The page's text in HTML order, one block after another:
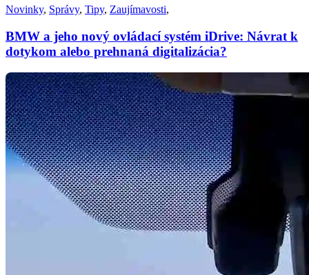
Novinky, Správy, Tipy, Zaujímavosti,
BMW a jeho nový ovládací systém iDrive: Návrat k
dotykom alebo prehnaná digitalizácia?